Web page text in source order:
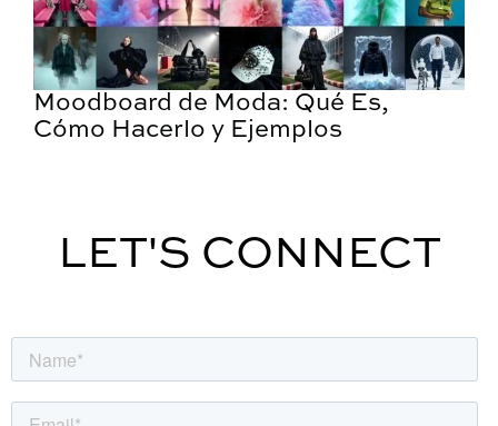
Moodboard de Moda: Qué Es,
Cómo Hacerlo y Ejemplos
LET'S CONNECT